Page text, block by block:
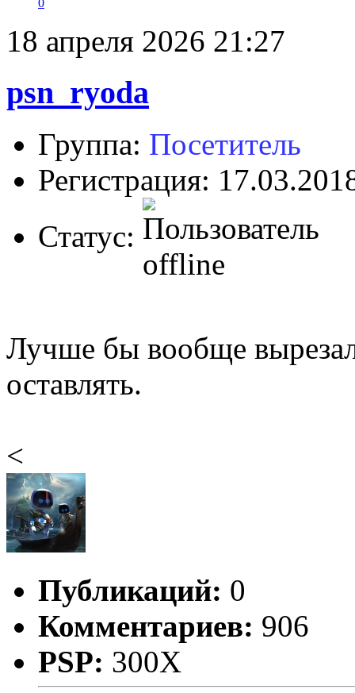
0
18 апреля 2026 21:27
psn_ryoda
Группа: Посетитель
Регистрация:
Статус:
Лучше бы вообще
оставлять.
<
Публикаций: 0
Комментариев: 906
PSP: 300X